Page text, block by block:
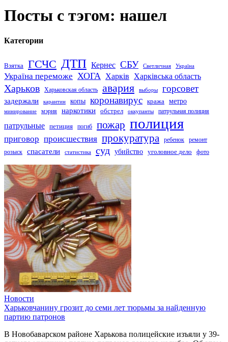
Посты с тэгом: нашел
Категории
Взятка ГСЧС ДТП Кернес СБУ Светличная Україна
Україна переможе ХОГА Харків Харківська область
Харьков Харьковская область авария выборы горсовет
задержали карантин копы коронавирус кража метро
минирование мэрия наркотики обстрел оккупанты патрульная полиция
патрульные петиция погиб пожар полиция
приговор происшествия прокуратура ребенок
ремонт
розыск
спасатели статистика суд убийство уголовное дело фото
Новости
Харьковчанину грозит до семи лет тюрьмы за найденную
партию патронов
В Новобаварском районе Харькова полицейские изъяли у 39-